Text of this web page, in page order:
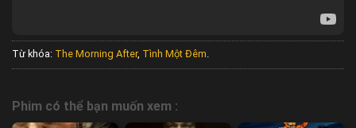
Từ khóa: The Morning After, Tình Một Đêm.
Phim có thể bạn muốn xem :